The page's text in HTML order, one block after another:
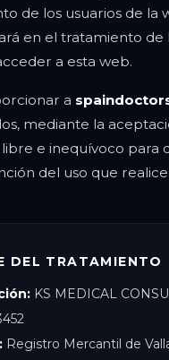
de los usuarios de la
en el tratamiento
a esta web.
a
mediante la
e inequívoco para
del uso que
DEL TRATAMIENTO
KS MEDICAL
Registro Mercantil de